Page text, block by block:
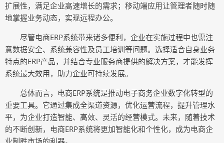
扩展性，满足企业高速增长的需求；移动端应用让管理者随时随
地掌握业务动态，实现远程办公。
尽管电商ERP系统带来诸多便利，企业在实施过程中也需注
意数据安全、系统兼容性及员工培训等问题。选择适合自身业务
特点的ERP产品，并结合专业服务商提供的解决方案，才能发挥
系统最大效用，助力企业可持续发展。
总体而言，电商ERP系统是推动电子商务企业数字化转型的
重要工具。它通过集成全渠道资源，优化运营流程，提升管理水
平，为企业打造智能、高效、灵活的经营模式。未来，随着技术
的不断创新，电商ERP系统将更加智能化和个性化，成为电商企
业制胜市场的利器。